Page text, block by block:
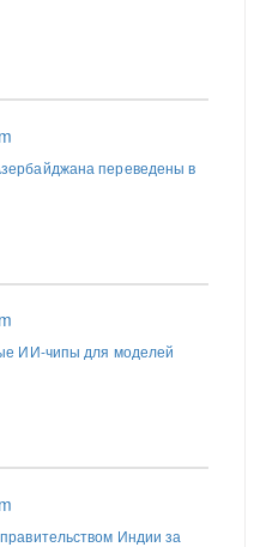
переведены в
ИИ-чипы для моделей
Индии за